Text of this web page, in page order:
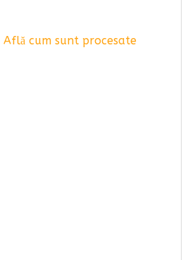
Află cum sunt procesate